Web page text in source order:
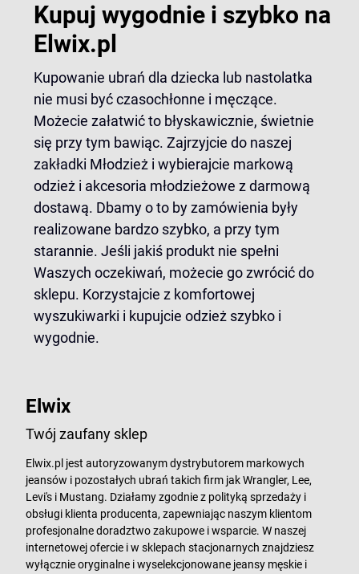
Kupuj wygodnie i szybko na
Elwix.pl
Kupowanie ubrań dla dziecka lub nastolatka
nie musi być czasochłonne i męczące.
Możecie załatwić to błyskawicznie, świetnie
się przy tym bawiąc. Zajrzyjcie do naszej
zakładki Młodzież i wybierajcie markową
odzież i akcesoria młodzieżowe z darmową
dostawą. Dbamy o to by zamówienia były
realizowane bardzo szybko, a przy tym
starannie. Jeśli jakiś produkt nie spełni
Waszych oczekiwań, możecie go zwrócić do
sklepu. Korzystajcie z komfortowej
wyszukiwarki i kupujcie odzież szybko i
wygodnie.
Elwix
Twój zaufany sklep
Elwix.pl jest autoryzowanym dystrybutorem markowych
jeansów i pozostałych ubrań takich firm jak Wrangler, Lee,
Levi's i Mustang. Działamy zgodnie z polityką sprzedaży i
obsługi klienta producenta, zapewniając naszym klientom
profesjonalne doradztwo zakupowe i wsparcie. W naszej
internetowej ofercie i w sklepach stacjonarnych znajdziesz
wyłącznie oryginalne i wyselekcjonowane jeansy męskie i